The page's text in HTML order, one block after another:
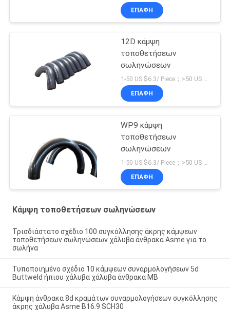
ΕΠΑΦΉ
12D κάμψη
τοποθετήσεων
σωληνώσεων
1-50 US $6.3/ Piece；>50 US $5.6/ Piece MOQ:5 κομμάτια
ΕΠΑΦΉ
WP9 κάμψη
τοποθετήσεων
σωληνώσεων
1-50 US $6.3/ Piece；>50 US $5.6/ Piece MOQ:1 κομμάτια
ΕΠΑΦΉ
Κάμψη τοποθετήσεων σωληνώσεων
Τρισδιάστατο σχέδιο 100 συγκόλλησης άκρης κάμψεων
τοποθετήσεων σωληνώσεων χάλυβα άνθρακα Asme για το
σωλήνα
Τυποποιημένο σχέδιο 10 κάμψεων συναρμολογήσεων 5d
Buttweld ήπιου χάλυβα χάλυβα άνθρακα ΜΒ
Κάμψη άνθρακα 8d κραμάτων συναρμολογήσεων συγκόλλησης
άκρης χάλυβα Asme B16.9 SCH30